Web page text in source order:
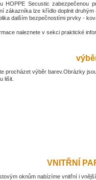
HOPPE Secustic zabezpečenou
zákazníka lze křídlo doplnit druhým
dalším bezpečnostími prvky -
naleznete v sekci praktické
procházet výběr barev.Obrázky
lišit.
VNITŘNÍ
oknům nabízíme vnitřní i